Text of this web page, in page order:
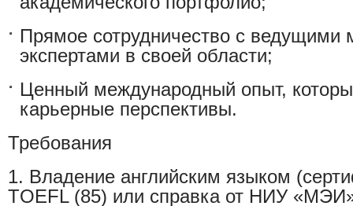
Прямое сотрудничество с ведущими
экспертами в своей области;
Ценный международный опыт,
карьерные перспективы.
Требования
1. Владение английским языком
TOEFL (85) или справка от НИУ